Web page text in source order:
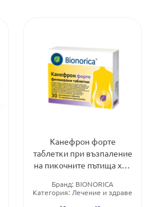
Канефрон форте
таблетки при възпаление
на пикочните пътища х30
Бранд: BIONORICA
Категория: Лечение и здраве